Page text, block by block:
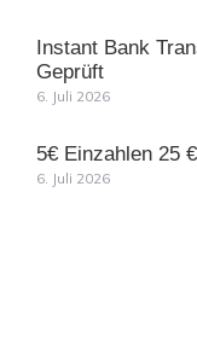
Instant Bank
Geprüft
6. Juli 2026
5€ Einzahlen 25
6. Juli 2026